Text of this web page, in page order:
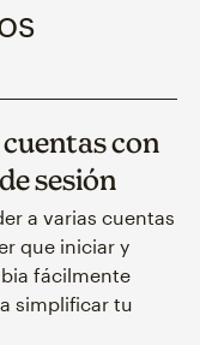
con
sesión
a varias cuentas
que iniciar y
fácilmente
simplificar tu